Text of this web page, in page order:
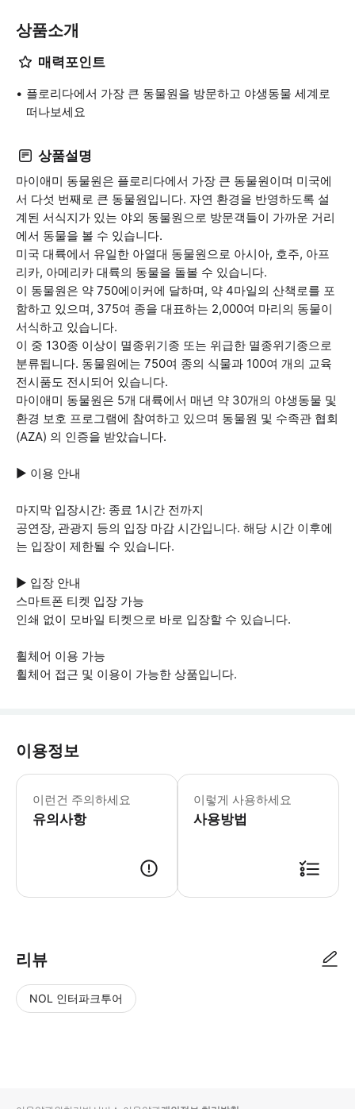
상품소개
매력포인트
플로리다에서 가장 큰 동물원을 방문하고 야생동물 세계로
떠나보세요
상품설명
마이애미 동물원은 플로리다에서 가장 큰 동물원이며 미국에
서 다섯 번째로 큰 동물원입니다. 자연 환경을 반영하도록 설
계된 서식지가 있는 야외 동물원으로 방문객들이 가까운 거리
에서 동물을 볼 수 있습니다.
미국 대륙에서 유일한 아열대 동물원으로 아시아, 호주, 아프
리카, 아메리카 대륙의 동물을 돌볼 수 있습니다.
이 동물원은 약 750에이커에 달하며, 약 4마일의 산책로를 포
함하고 있으며, 375여 종을 대표하는 2,000여 마리의 동물이
서식하고 있습니다.
이 중 130종 이상이 멸종위기종 또는 위급한 멸종위기종으로
분류됩니다. 동물원에는 750여 종의 식물과 100여 개의 교육
전시품도 전시되어 있습니다.
마이애미 동물원은 5개 대륙에서 매년 약 30개의 야생동물 및
환경 보호 프로그램에 참여하고 있으며 동물원 및 수족관 협회
(AZA) 의 인증을 받았습니다.
▶ 이용 안내
마지막 입장시간: 종료 1시간 전까지
공연장, 관광지 등의 입장 마감 시간입니다. 해당 시간 이후에
는 입장이 제한될 수 있습니다.
▶ 입장 안내
스마트폰 티켓 입장 가능
인쇄 없이 모바일 티켓으로 바로 입장할 수 있습니다.
휠체어 이용 가능
휠체어 접근 및 이용이 가능한 상품입니다.
이용정보
이런건 주의하세요
유의사항
▶ 꼭 알아두세요 * 소정의 추가 요금
이렇게 사용하세요
사용방법
리뷰
NOL 인터파크투어